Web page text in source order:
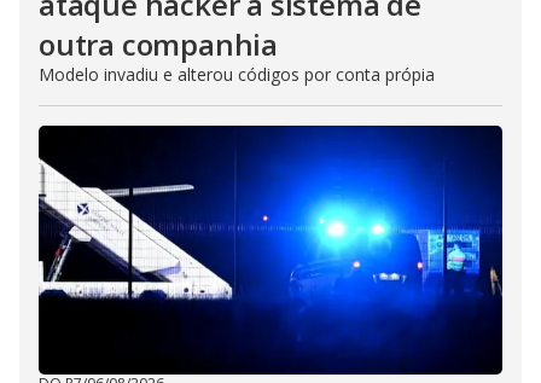
outra companhia
Modelo invadiu e alterou códigos por conta própia